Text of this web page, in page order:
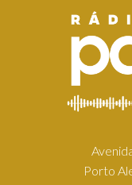
Porto